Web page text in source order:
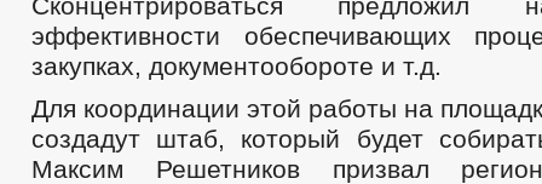
эффективности обеспечивающих
закупках, документообороте и т.д.
Для координации этой работы на
создадут штаб, который будет
Максим Решетников призвал